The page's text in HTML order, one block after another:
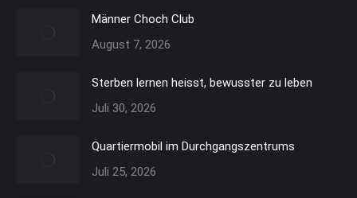
Männer Choch Club
August 7, 2026
Sterben lernen heisst, bewusster zu leben
Juli 30, 2026
Quartiermobil im Durchgangszentrums
Juli 25, 2026